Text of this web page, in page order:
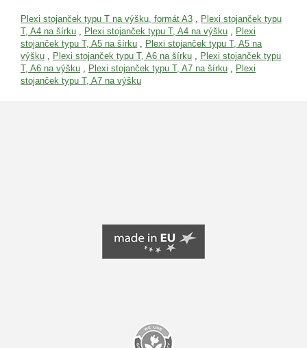
Plexi stojanček typu T na výšku, formát A3 , Plexi stojanček typu
T, A4 na šírku , Plexi stojanček typu T, A4 na výšku , Plexi
stojanček typu T, A5 na šírku , Plexi stojanček typu T, A5 na
výšku , Plexi stojanček typu T, A6 na šírku , Plexi stojanček typu
T, A6 na výšku , Plexi stojanček typu T, A7 na šírku , Plexi
stojanček typu T, A7 na výšku